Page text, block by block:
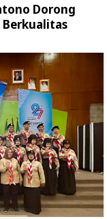
Dorong
Berkualitas